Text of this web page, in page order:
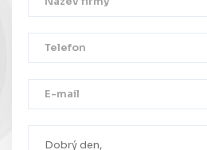
Vaše zpráva byla